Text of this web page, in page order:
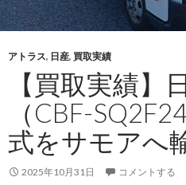
F）
を
ョ
ー
ジ
ア
へ
輸
出
アトラス, 日産, 買取実績
【買取実績】
（CBF-
式をサモアへ
2025年10月31日 コメントする